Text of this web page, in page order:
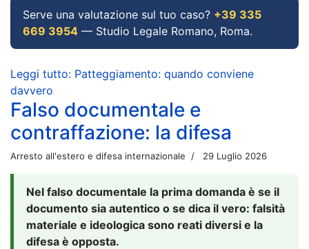
Serve una valutazione sul tuo caso? +39 335
669 3954 — Studio Legale Romano, Roma.
Leggi tutto: Patteggiamento: quando conviene
davvero
Falso documentale e
contraffazione: la difesa
Arresto all'estero e difesa internazionale 29 Luglio 2026
Nel falso documentale la prima domanda è se il
documento sia autentico o se dica il vero: falsità
materiale e ideologica sono reati diversi e la
difesa è opposta.